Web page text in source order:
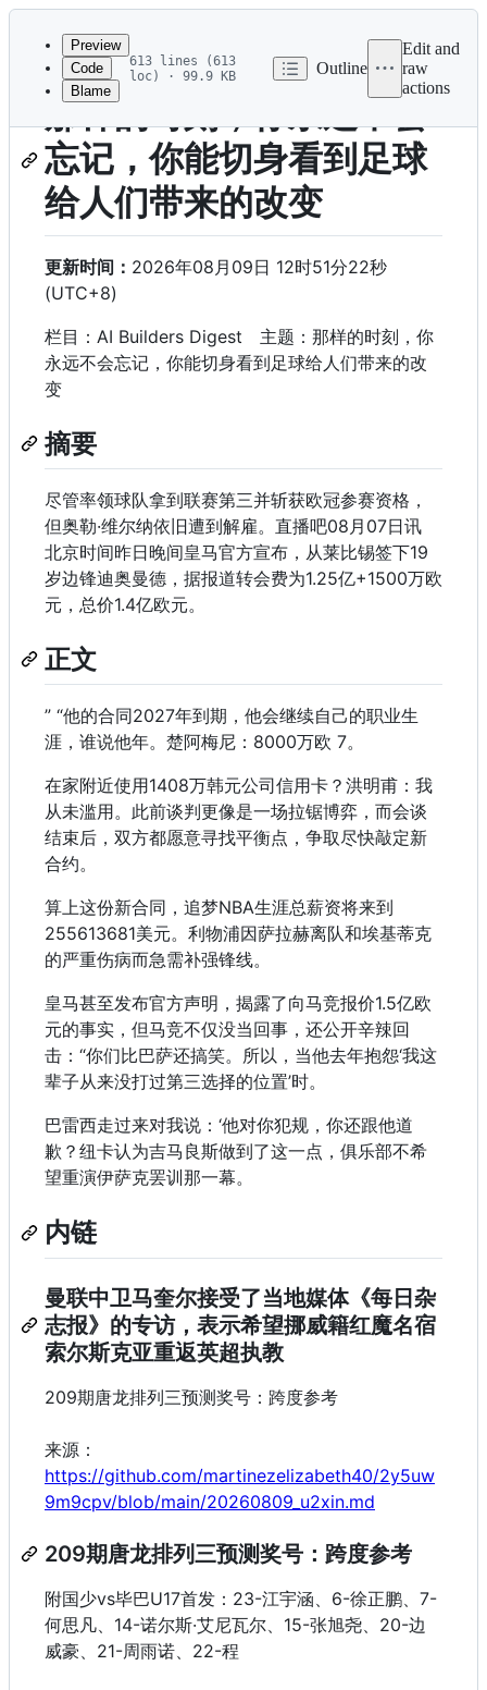
Latest
commit
metadata
and
controls
Preview
Code
Blame
613 lines (613
loc) · 99.9 KB
Outline
Edit and
raw
actions
那样的时刻，你永远不会
忘记，你能切身看到足球
给人们带来的改变
更新时间： 2026年08月09日 12时51分22秒
(UTC+8)
栏目：AI Builders Digest 主题：那样的时刻，你
永远不会忘记，你能切身看到足球给人们带来的改
变
摘要
尽管率领球队拿到联赛第三并斩获欧冠参赛资格，
但奥勒·维尔纳依旧遭到解雇。直播吧08月07日讯
北京时间昨日晚间皇马官方宣布，从莱比锡签下19
岁边锋迪奥曼德，据报道转会费为1.25亿+1500万欧
元，总价1.4亿欧元。
正文
” “他的合同2027年到期，他会继续自己的职业生
涯，谁说他年。楚阿梅尼：8000万欧 7。
在家附近使用1408万韩元公司信用卡？洪明甫：我
从未滥用。此前谈判更像是一场拉锯博弈，而会谈
结束后，双方都愿意寻找平衡点，争取尽快敲定新
合约。
算上这份新合同，追梦NBA生涯总薪资将来到
255613681美元。利物浦因萨拉赫离队和埃基蒂克
的严重伤病而急需补强锋线。
皇马甚至发布官方声明，揭露了向马竞报价1.5亿欧
元的事实，但马竞不仅没当回事，还公开辛辣回
击：“你们比巴萨还搞笑。所以，当他去年抱怨‘我这
辈子从来没打过第三选择的位置’时。
巴雷西走过来对我说：‘他对你犯规，你还跟他道
歉？纽卡认为吉马良斯做到了这一点，俱乐部不希
望重演伊萨克罢训那一幕。
内链
曼联中卫马奎尔接受了当地媒体《每日杂
志报》的专访，表示希望挪威籍红魔名宿
索尔斯克亚重返英超执教
209期唐龙排列三预测奖号：跨度参考
来源：
https://github.com/martinezelizabeth40/2y5uw
9m9cpv/blob/main/20260809_u2xin.md
209期唐龙排列三预测奖号：跨度参考
附国少vs毕巴U17首发：23-江宇涵、6-徐正鹏、7-
何思凡、14-诺尔斯·艾尼瓦尔、15-张旭尧、20-边
威豪、21-周雨诺、22-程